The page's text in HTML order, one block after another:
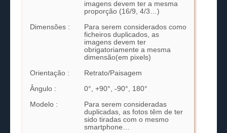
imagens devem ter a mesma
proporção (16/9, 4/3…)
Dimensões :
Para serem considerados como
ficheiros duplicados, as
imagens devem ter
obrigatoriamente a mesma
dimensão(em pixels)
Orientação : Retrato/Paisagem
Ângulo : 0°, +90°, -90°, 180°
Modelo :
Para serem consideradas
duplicadas, as fotos têm de ter
sido tiradas com o mesmo
smartphone…